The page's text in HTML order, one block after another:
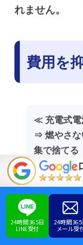
れません。
費用を
≪ 充電式電
⇒ 燃やさな
集で捨てる
≪ JBRC加
⇒ 回収対応
分が可能
24時間365日
LINE受付
24時間365
メール受